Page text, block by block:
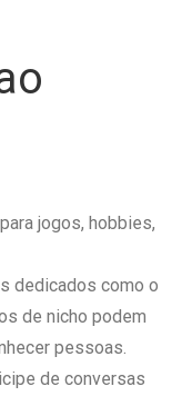
jogos, hobbies,
dedicados como o
de nicho podem
pessoas.
de conversas